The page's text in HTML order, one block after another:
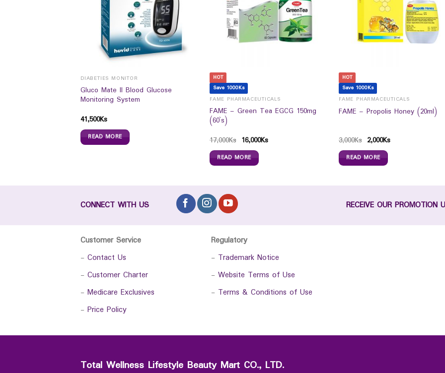
DIABETIES MONITOR
Gluco Mate II Blood Glucose
Monitoring System
41,500Ks
READ MORE
HOT
Save 1000Ks
FAME PHARMACEUTICALS
FAME – Green Tea EGCG 150mg
(60`s)
17,000Ks 16,000Ks
READ MORE
HOT
Save 1000Ks
FAME PHARMACEUTICALS
FAME – Propolis Honey (20ml)
3,000Ks 2,000Ks
READ MORE
CONNECT WITH US RECEIVE OUR PROMOTION
Customer Service
- Contact Us
- Customer Charter
- Medicare Exclusives
- Price Policy
Regulatory
- Trademark Notice
- Website Terms of Use
- Terms & Conditions of Use
Total Wellness Lifestyle Beauty Mart CO., LTD.